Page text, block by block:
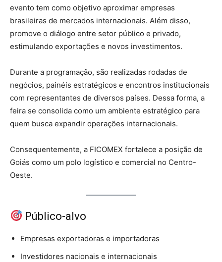
evento tem como objetivo aproximar empresas
brasileiras de mercados internacionais. Além disso,
promove o diálogo entre setor público e privado,
estimulando exportações e novos investimentos.
Durante a programação, são realizadas rodadas de
negócios, painéis estratégicos e encontros institucionais
com representantes de diversos países. Dessa forma, a
feira se consolida como um ambiente estratégico para
quem busca expandir operações internacionais.
Consequentemente, a FICOMEX fortalece a posição de
Goiás como um polo logístico e comercial no Centro-
Oeste.
Público-alvo
Empresas exportadoras e importadoras
Investidores nacionais e internacionais